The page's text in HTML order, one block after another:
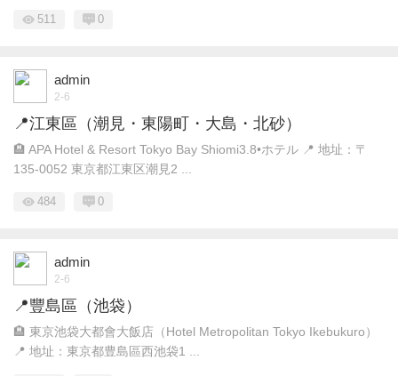
511 0
admin
2-6
📍江東區（潮見・東陽町・大島・北砂）
🏨 APA Hotel & Resort Tokyo Bay Shiomi3.8•ホテル 📍 地址：〒
135-0052 東京都江東区潮見2 ...
484 0
admin
2-6
📍豐島區（池袋）
🏨 東京池袋大都會大飯店（Hotel Metropolitan Tokyo Ikebukuro）
📍 地址：東京都豊島區西池袋1 ...